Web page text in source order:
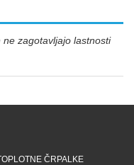
zagotavljajo lastnosti
ČRPALKE